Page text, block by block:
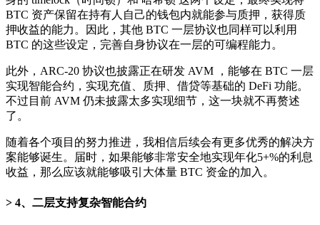
BTC 资产保留在持有人自己的钱包内就能参与质押，获得质
押收益的能力。因此，其他 BTC 一层协议也同样可以利用
BTC 的这些设定，完善自身协议在一层的可编程能力。
此外，ARC-20 协议也披露正在研发 AVM ，能够在 BTC 一层
实现智能合约，实现充值、质押、借贷等基础的 DeFi 功能。
不过目前 AVM 仍未披露太多实现细节，这一块就不再赘述
了。
随着各个项目的努力推进，我相信后续会有更多优秀的解决方
案能够诞生。届时，如果能够非常安全地实现年化5+%的利息
收益，那么应该就能够吸引大体量 BTC 资金的加入。
4、二层支持复杂智能合约